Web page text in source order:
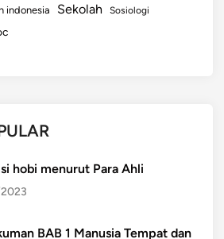
indonesia Sekolah Sosiologi
hobi menurut Para Ahli
BAB 1 Manusia Tempat dan